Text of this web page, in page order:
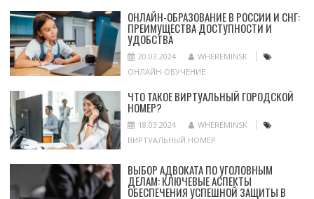
ОНЛАЙН-ОБРАЗОВАНИЕ В РОССИИ И СНГ:
ПРЕИМУЩЕСТВА ДОСТУПНОСТИ И
УДОБСТВА
20.03.2024
WHEREMINSK
ОНЛАЙН-ОБУЧЕНИЕ
ЧТО ТАКОЕ ВИРТУАЛЬНЫЙ ГОРОДСКОЙ
НОМЕР?
18.03.2024
WHEREMINSK
ВИРТУАЛЬНЫЙ НОМЕР
ВЫБОР АДВОКАТА ПО УГОЛОВНЫМ
ДЕЛАМ: КЛЮЧЕВЫЕ АСПЕКТЫ
ОБЕСПЕЧЕНИЯ УСПЕШНОЙ ЗАЩИТЫ В